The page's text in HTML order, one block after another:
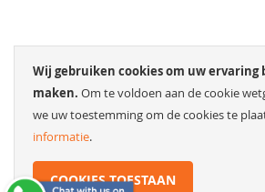
Wij gebruiken cookies om uw ervaring
maken. Om te voldoen aan de cookie
we uw toestemming om de cookies te
informatie.
COOKIES TOESTAAN